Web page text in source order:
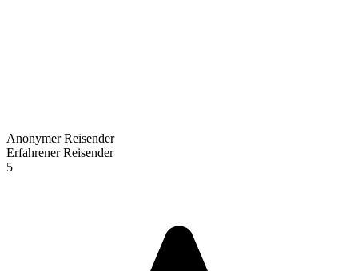
Anonymer Reisender
Erfahrener Reisender
5